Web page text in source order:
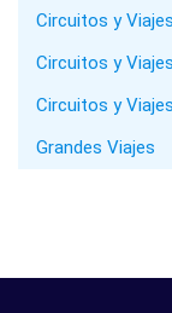
Circuitos y
Circuitos y
Circuitos y
Grandes Viajes